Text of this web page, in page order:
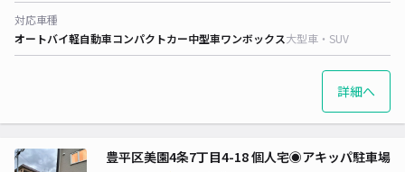
対応車種
オートバイ軽自動車コンパクトカー中型車ワンボックス大型車・SUV
詳細へ
豊平区美園4条7丁目4-18 個人宅◉アキッパ駐車場